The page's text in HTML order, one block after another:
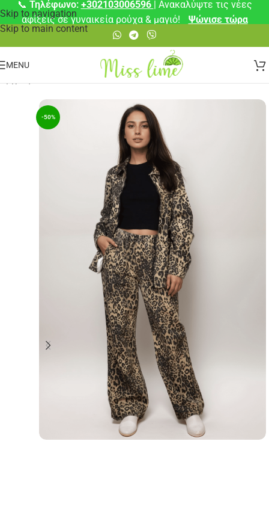
Skip to navigation
Skip to main content
📞 Τηλέφωνο: +302103006596 | Ανακαλύψτε τις νέες
αφίξεις σε γυναικεία ρούχα & μαγιό!
Ψώνισε τώρα
MENU
-50%